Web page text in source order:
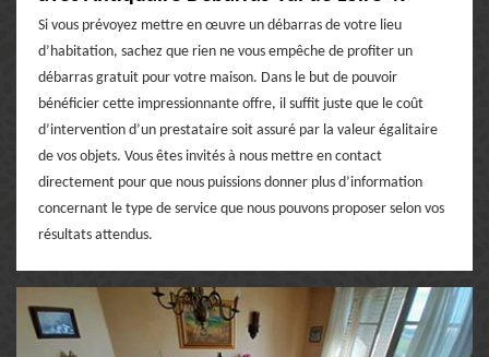
Si vous prévoyez mettre en œuvre un débarras de votre lieu
d’habitation, sachez que rien ne vous empêche de profiter un
débarras gratuit pour votre maison. Dans le but de pouvoir
bénéficier cette impressionnante offre, il suffit juste que le coût
d’intervention d’un prestataire soit assuré par la valeur égalitaire
de vos objets. Vous êtes invités à nous mettre en contact
directement pour que nous puissions donner plus d’information
concernant le type de service que nous pouvons proposer selon vos
résultats attendus.